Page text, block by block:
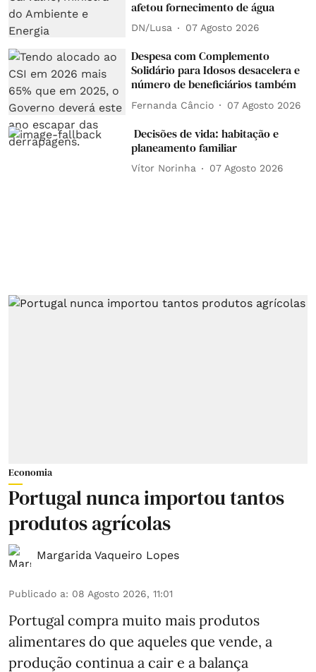
afetou fornecimento de água
DN/Lusa 07 Agosto 2026
Despesa com Complemento
Solidário para Idosos desacelera e
número de beneficiários também
Fernanda Câncio 07 Agosto 2026
Decisões de vida: habitação e
planeamento familiar
Vítor Norinha 07 Agosto 2026
Economia
Portugal nunca importou tantos
produtos agrícolas
Margarida Vaqueiro Lopes
Publicado a: 08 Agosto 2026, 11:01
Portugal compra muito mais produtos
alimentares do que aqueles que vende, a
produção continua a cair e a balança